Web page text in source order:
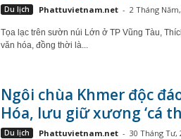
Du lịch Phattuvietnam.net - 2 Tháng
Tọa lạc trên sườn núi Lớn ở TP Vũng Tàu,
văn hóa, đồng thời là...
Ngôi chùa Khmer độc
Hóa, lưu giữ xương ‘cá
Du lịch Phattuvietnam.net - 30 Tháng Tư,